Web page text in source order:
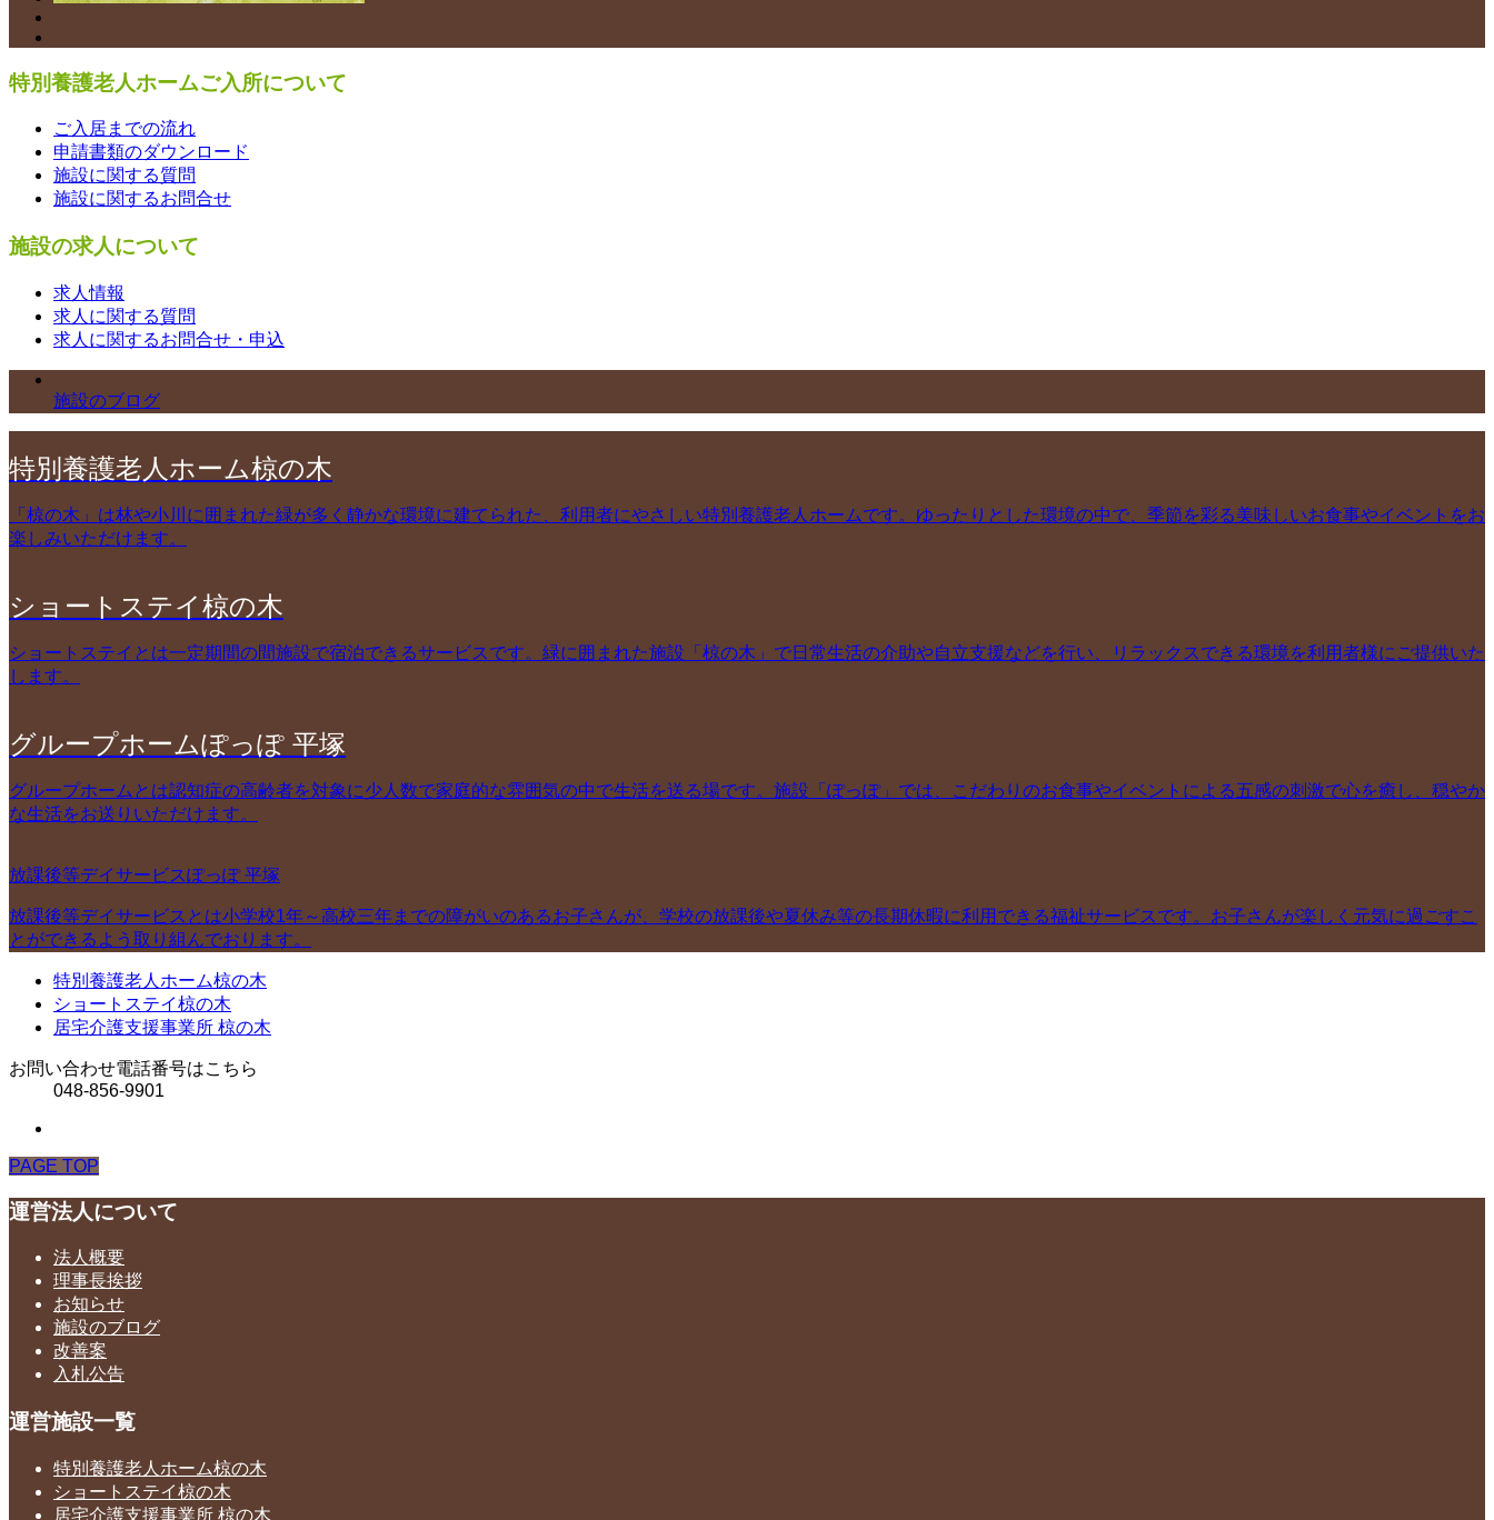
特別養護老人ホームご入所について
ご入居までの流れ
申請書類のダウンロード
施設に関する質問
施設に関するお問合せ
施設の求人について
求人情報
求人に関する質問
求人に関するお問合せ・申込
施設のブログ
特別養護老人ホーム椋の木
「椋の木」は林や小川に囲まれた緑が多く静かな環境に建てられた、利用者にやさしい特別養護老人ホームです。ゆったりとした環境の中で、季節を彩る美味しいお食事やイベントをお
楽しみいただけます。
ショートステイ椋の木
ショートステイとは一定期間の間施設で宿泊できるサービスです。緑に囲まれた施設「椋の木」で日常生活の介助や自立支援などを行い、リラックスできる環境を利用者様にご提供いた
します。
グループホームぽっぽ 平塚
グループホームとは認知症の高齢者を対象に少人数で家庭的な雰囲気の中で生活を送る場です。施設「ぽっぽ」では、こだわりのお食事やイベントによる五感の刺激で心を癒し、穏やか
な生活をお送りいただけます。
放課後等デイサービスぽっぽ 平塚
放課後等デイサービスとは小学校1年～高校三年までの障がいのあるお子さんが、学校の放課後や夏休み等の長期休暇に利用できる福祉サービスです。お子さんが楽しく元気に過ごすこ
とができるよう取り組んでおります。
特別養護老人ホーム椋の木
ショートステイ椋の木
居宅介護支援事業所 椋の木
お問い合わせ電話番号はこちら
048-856-9901
PAGE TOP
運営法人について
法人概要
理事長挨拶
お知らせ
施設のブログ
改善案
入札公告
運営施設一覧
特別養護老人ホーム椋の木
ショートステイ椋の木
居宅介護支援事業所 椋の木